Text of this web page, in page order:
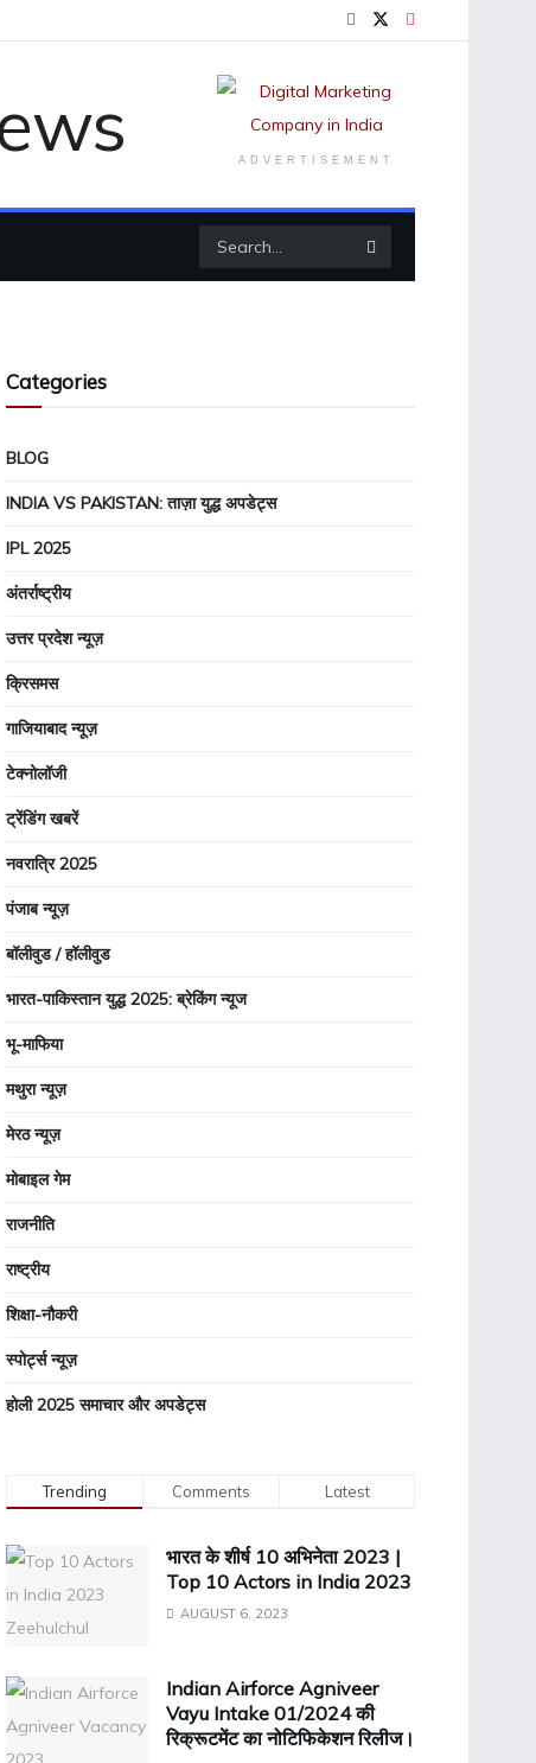
ADVERTISEMENT
Categories
BLOG
INDIA VS PAKISTAN: ताज़ा युद्ध अपडेट्स
IPL 2025
अंतर्राष्ट्रीय
उत्तर प्रदेश न्यूज़
क्रिसमस
गाजियाबाद न्यूज़
टेक्नोलॉजी
ट्रेंडिंग खबरें
नवरात्रि 2025
पंजाब न्यूज़
बॉलीवुड / हॉलीवुड
भारत-पाकिस्तान युद्ध 2025: ब्रेकिंग न्यूज
भू-माफिया
मथुरा न्यूज़
मेरठ न्यूज़
मोबाइल गेम
राजनीति
राष्ट्रीय
शिक्षा-नौकरी
स्पोर्ट्स न्यूज़
होली 2025 समाचार और अपडेट्स
Trending Comments Latest
भारत के शीर्ष 10 अभिनेता 2023 |
Top 10 Actors in India 2023
AUGUST 6, 2023
Indian Airforce Agniveer
Vayu Intake 01/2024 की
रिक्रूटमेंट का नोटिफिकेशन रिलीज।